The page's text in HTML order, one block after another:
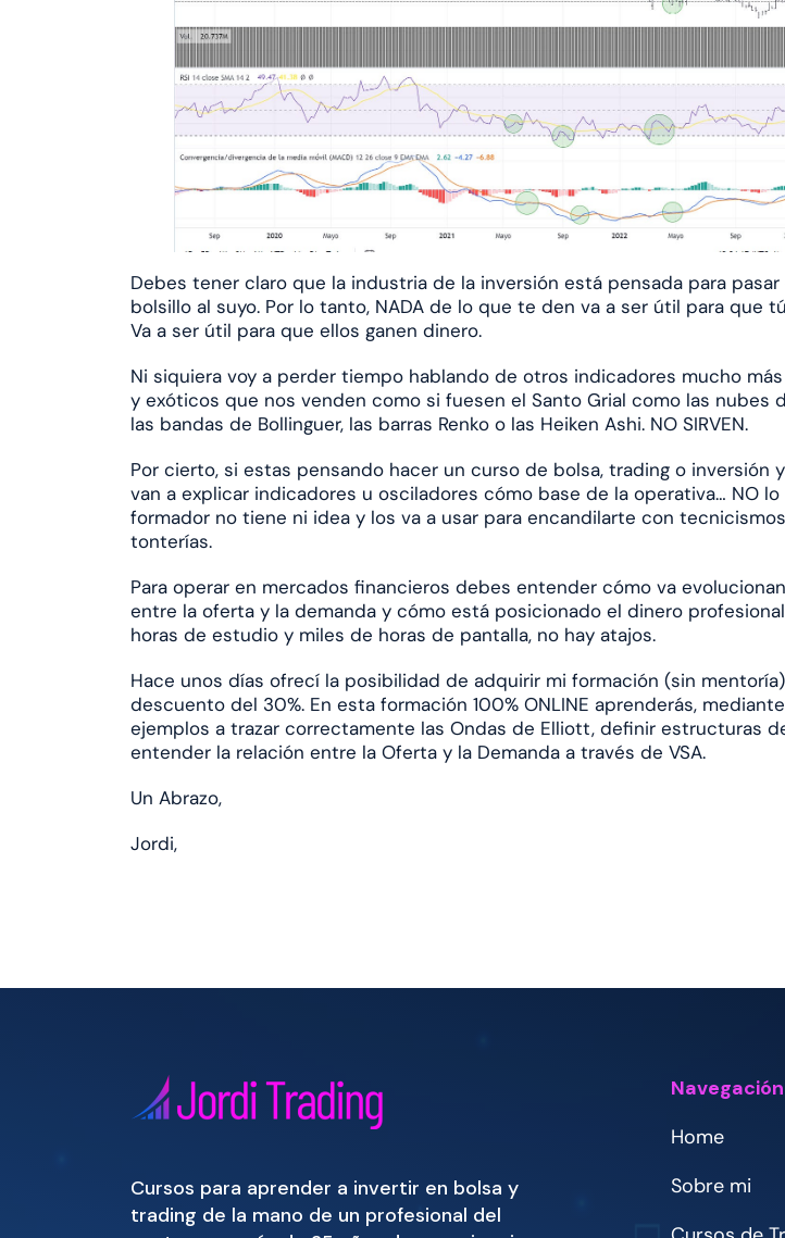
Debes tener claro que la industria de la inversión está pensada para
bolsillo al suyo. Por lo tanto, NADA de lo que te den va a ser útil para que
Va a ser útil para que ellos ganen dinero.
Ni siquiera voy a perder tiempo hablando de otros indicadores mucho
y exóticos que nos venden como si fuesen el Santo Grial como las nubes
las bandas de Bollinguer, las barras Renko o las Heiken Ashi. NO SIRVEN.
Por cierto, si estas pensando hacer un curso de bolsa, trading o inversión
van a explicar indicadores u osciladores cómo base de la operativa… NO lo
formador no tiene ni idea y los va a usar para encandilarte con
tonterías.
Para operar en mercados financieros debes entender cómo va
entre la oferta y la demanda y cómo está posicionado el dinero
horas de estudio y miles de horas de pantalla, no hay atajos.
Hace unos días ofrecí la posibilidad de adquirir mi formación (sin
descuento del 30%. En esta formación 100% ONLINE aprenderás,
ejemplos a trazar correctamente las Ondas de Elliott, definir estructuras
entender la relación entre la Oferta y la Demanda a través de VSA.
Un Abrazo,
Jordi,
Cursos para aprender a invertir en bolsa y
trading de la mano de un profesional del
Navegación
Home
Sobre mi